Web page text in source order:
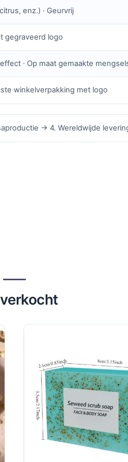
enz.) · Geurvrij
gegraveerd logo
· Op maat gemaakte
winkelverpakking met logo
→ 4. Wereldwijde